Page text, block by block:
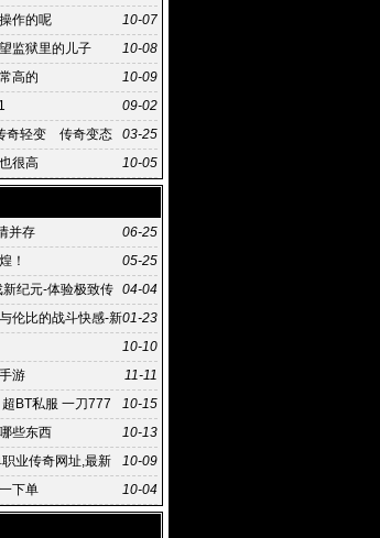
10-07
作的呢
10-08
监狱里的儿子
10-09
高的
09-02
03-25
奇轻变 传奇变态
10-05
很高
06-25
并存
05-25
！
04-04
纪元-体验极致传
01-23
伦比的战斗快感-新
启全新冒险之旅
10-10
11-11
游
10-15
BT私服 一刀777
10-13
些东西
10-09
业传奇网址,最新
10-04
下单